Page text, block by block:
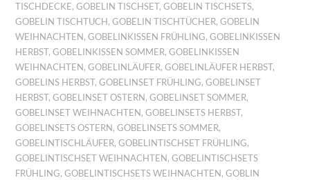
TISCHDECKE,GOBELIN TISCHSET,GOBELIN TISCHSETS,
GOBELIN TISCHTUCH,GOBELIN TISCHTÜCHER,GOBELIN
WEIHNACHTEN,GOBELINKISSEN FRÜHLING,GOBELINKISSEN
HERBST,GOBELINKISSEN SOMMER,GOBELINKISSEN
WEIHNACHTEN,GOBELINLÄUFER,GOBELINLÄUFER HERBST,
GOBELINS HERBST,GOBELINSET FRÜHLING,GOBELINSET
HERBST,GOBELINSET OSTERN,GOBELINSET SOMMER,
GOBELINSET WEIHNACHTEN,GOBELINSETS HERBST,
GOBELINSETS OSTERN,GOBELINSETS SOMMER,
GOBELINTISCHLÄUFER,GOBELINTISCHSET FRÜHLING,
GOBELINTISCHSET WEIHNACHTEN,GOBELINTISCHSETS
FRÜHLING,GOBELINTISCHSETS WEIHNACHTEN,GOBLIN